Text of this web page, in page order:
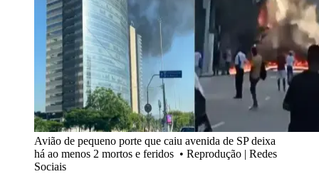
Avião de pequeno porte que caiu avenida de SP deixa
há ao menos 2 mortos e feridos • Reprodução | Redes
Sociais